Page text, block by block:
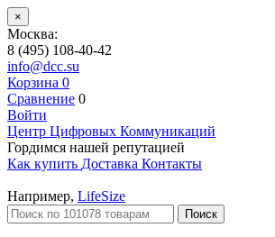
×
Москва:
8 (495) 108-40-42
info@dcc.su
Корзина 0
Сравнение 0
Войти
Центр Цифровых Коммуникаций
Гордимся нашей репутацией
Как купить Доставка Контакты
Например, LifeSize
Поиск